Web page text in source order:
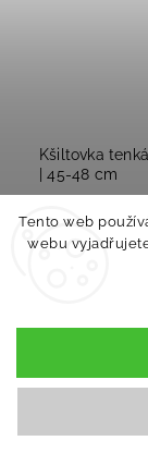
Tento web
webu
Kšiltovka
| 45-48 cm
349 Kč